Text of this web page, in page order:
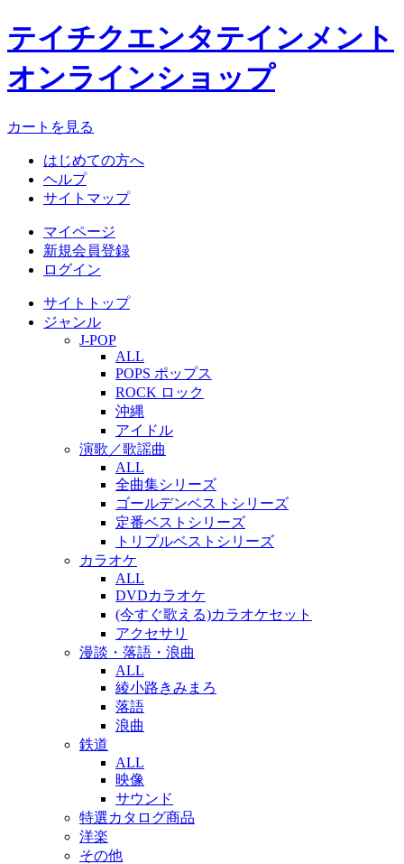
テイチクエンタテインメント
オンラインショップ
カートを見る
はじめての方へ
ヘルプ
サイトマップ
マイページ
新規会員登録
ログイン
サイトトップ
ジャンル
J-POP
ALL
POPS ポップス
ROCK ロック
沖縄
アイドル
演歌／歌謡曲
ALL
全曲集シリーズ
ゴールデンベストシリーズ
定番ベストシリーズ
トリプルベストシリーズ
カラオケ
ALL
DVDカラオケ
(今すぐ歌える)カラオケセット
アクセサリ
漫談・落語・浪曲
ALL
綾小路きみまろ
落語
浪曲
鉄道
ALL
映像
サウンド
特選カタログ商品
洋楽
その他